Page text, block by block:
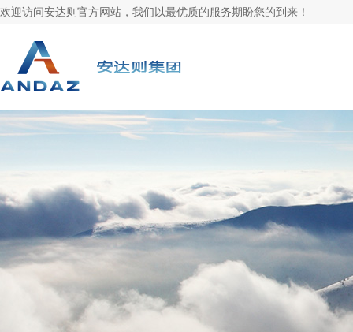
欢迎访问安达则官方网站，我们以最优质的服务期盼您的到来！